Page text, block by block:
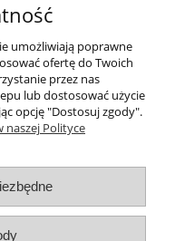
STOLIK NOCNY,
umożliwiają poprawne
ofertę do Twoich
przez nas
lub dostosować użycie
opcję "Dostosuj zgody".
naszej Polityce